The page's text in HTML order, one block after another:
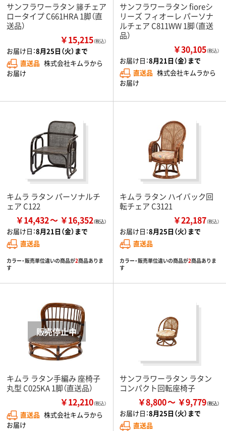
サンフラワーラタン 籐チェア
ロータイプ C661HRA 1脚（直
送品）
￥15,215（税込）
お届け日：8月25日（火）まで
直送品 株式会社キムラから
お届け
サンフラワーラタン fioreシ
リーズ フィオーレ パーソナ
ルチェア C811WW 1脚（直送
品）
￥30,105（税込）
お届け日：8月21日（金）まで
直送品 株式会社キムラから
お届け
キムラ ラタン パーソナルチ
ェア C122
￥14,432 ￥16,352
お届け日：8月21日（金）まで
直送品
カラー・販売単位違いの商品が2商品ありま
す
キムラ ラタン ハイバック回
転チェア C3121
￥22,187（税込）
お届け日：8月25日（火）まで
直送品
カラー・販売単位違いの商品が2商品ありま
す
キムラ ラタン手編み 座椅子
丸型 C025KA 1脚（直送品）
￥12,210（税込）
直送品 株式会社キムラから
お届け
サンフラワーラタン ラタン
コンパクト回転座椅子
￥8,800 ￥9,779
お届け日：8月25日（火）まで
直送品